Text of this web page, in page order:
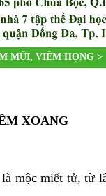
MŨI, VIÊM HỌNG >
XOANG
mộc miết tử, từ